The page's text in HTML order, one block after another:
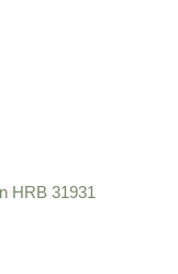
HRB 31931